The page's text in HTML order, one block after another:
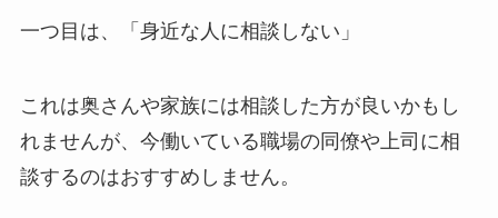
一つ目は、「身近な人に相談しない」
これは奥さんや家族には相談した方が良いかもし
れませんが、今働いている職場の同僚や上司に相
談するのはおすすめしません。